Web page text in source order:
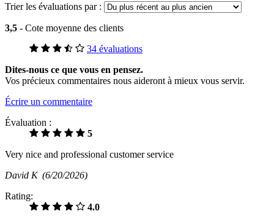
Trier les évaluations par :
3,5 - Cote moyenne des clients
34 évaluations
Dites-nous ce que vous en pensez.
Vos précieux commentaires nous aideront à mieux vous servir.
Écrire un commentaire
Évaluation :
5
Very nice and professional customer service
David K (6/20/2026)
Rating:
4.0